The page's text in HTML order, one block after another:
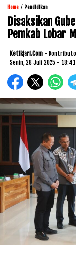
Home / Pendidikan
Disaksikan
Pemkab Lobar
Ketikjari.com -
Senin, 28 Juli 2025 - 18:41